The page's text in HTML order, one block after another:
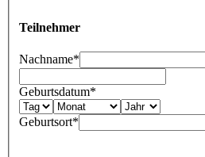
Teilnehmer
Nachname*
Geburtsdatum*
Geburtsort*